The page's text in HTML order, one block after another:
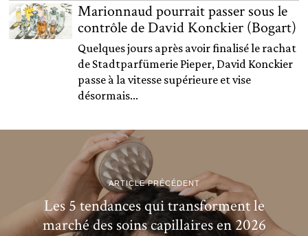
Marionnaud pourrait passer sous le
contrôle de David Konckier (Bogart)
Quelques jours après avoir finalisé le rachat
de Stadtparfümerie Pieper, David Konckier
passe à la vitesse supérieure et vise
désormais...
ARTICLE PRÉCÉDENT
Les 5 tendances qui transforment le
marché des soins capillaires en 2026